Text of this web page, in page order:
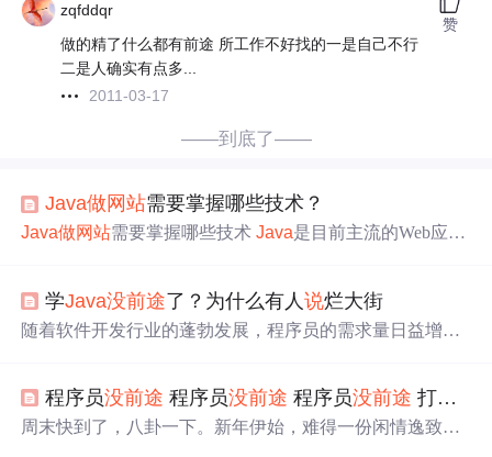
zqfddqr
做的精了什么都有前途 所工作不好找的一是自己不行
二是人确实有点多...
2011-03-17
赞
——到底了——
Java做 网站需要掌握哪些技术？
Java做网站需要掌握哪些技术Java是目前主流的Web应用
va
Script / JQuery 3、Tomcat + JSP/Servlet +Java4、数据库
学Java没前途了？为什么有人说烂大街
随着软件开发行业的蓬勃发展，程序员的需求量日益增
程序员没前途 程序员没前途 程序员没前途 打工
周末快到了，八卦一下。新年伊始，难得一份闲情逸致。